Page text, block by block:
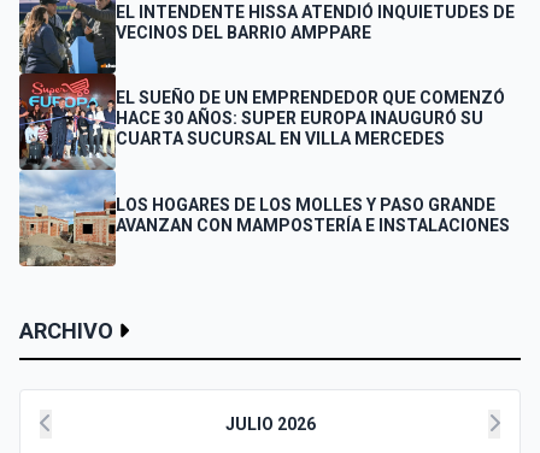
EL INTENDENTE HISSA ATENDIÓ INQUIETUDES DE
VECINOS DEL BARRIO AMPPARE
EL SUEÑO DE UN EMPRENDEDOR QUE COMENZÓ
HACE 30 AÑOS: SUPER EUROPA INAUGURÓ SU
CUARTA SUCURSAL EN VILLA MERCEDES
LOS HOGARES DE LOS MOLLES Y PASO GRANDE
AVANZAN CON MAMPOSTERÍA E INSTALACIONES
ARCHIVO
JULIO 2026